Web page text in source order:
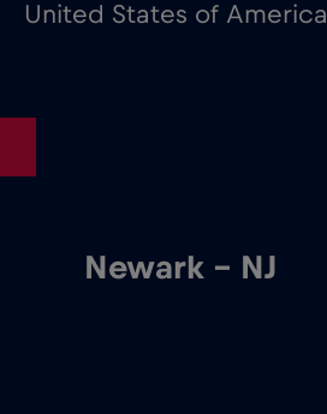
United States of America
Newark – NJ